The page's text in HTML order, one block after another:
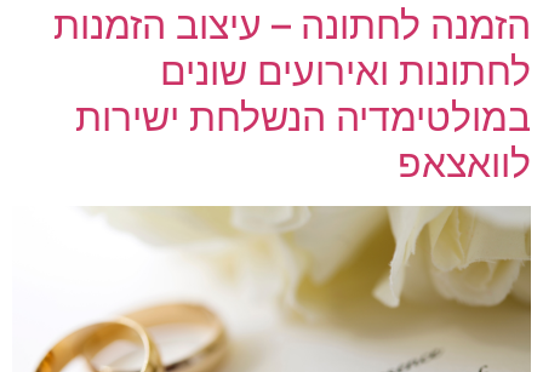
הזמנה לחתונה – עיצוב הזמנות
לחתונות ואירועים שונים
במולטימדיה הנשלחת ישירות
לוואצאפ